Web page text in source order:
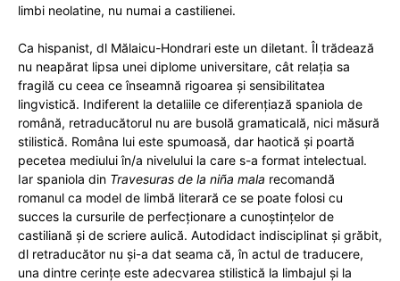
limbi neolatine, nu numai a castilienei.
Ca hispanist, dl Mălaicu-Hondrari este un diletant. Îl trădează
nu neapărat lipsa unei diplome universitare, cât relația sa
fragilă cu ceea ce înseamnă rigoarea și sensibilitatea
lingvistică. Indiferent la detaliile ce diferențiază spaniola de
română, retraducătorul nu are busolă gramaticală, nici măsură
stilistică. Româna lui este spumoasă, dar haotică și poartă
pecetea mediului în/a nivelului la care s-a format intelectual.
Iar spaniola din Travesuras de la niña mala recomandă
romanul ca model de limbă literară ce se poate folosi cu
succes la cursurile de perfecționare a cunoștințelor de
castiliană și de scriere aulică. Autodidact indisciplinat și grăbit,
dl retraducător nu și-a dat seama că, în actul de traducere,
una dintre cerințe este adecvarea stilistică la limbajul și la